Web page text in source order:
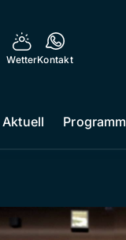
WetterKontakt
Aktuell Programm